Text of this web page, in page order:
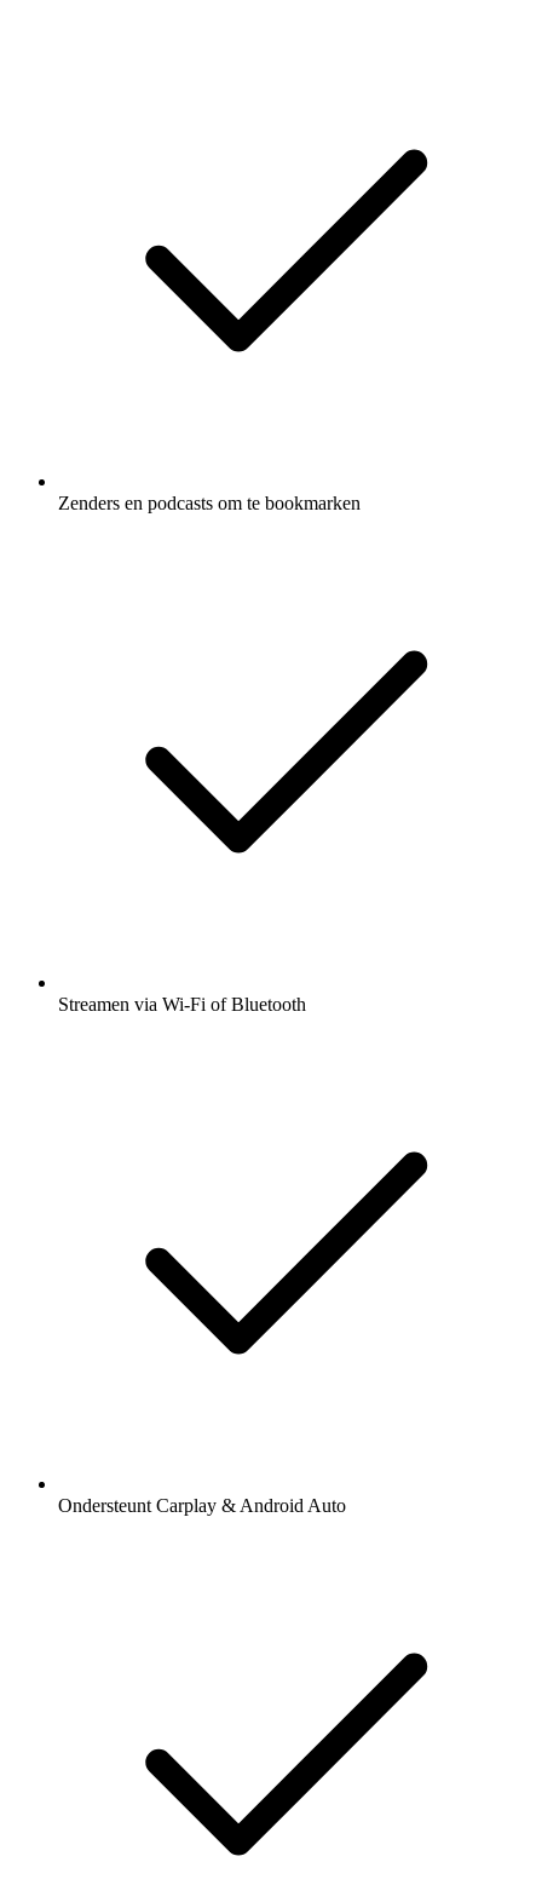
Zenders en podcasts om te bookmarken
Streamen via Wi-Fi of Bluetooth
Ondersteunt Carplay & Android Auto